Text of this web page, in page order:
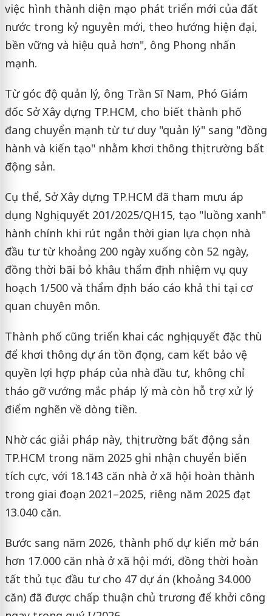
việc hình thành diện mạo phát triển mới của đất
nước trong kỷ nguyên mới, theo hướng hiện đại,
bền vững và hiệu quả hơn", ông Phong nhấn
mạnh.
Từ góc độ quản lý, ông Trần Sĩ Nam, Phó Giám
đốc Sở Xây dựng TP.HCM, cho biết thành phố
đang chuyển mạnh từ tư duy "quản lý" sang "đồng
hành và kiến tạo" nhằm khơi thông thị trường bất
động sản.
Cụ thể, Sở Xây dựng TP.HCM đã tham mưu áp
dụng Nghị quyết 201/2025/QH15, tạo "luồng xanh"
hành chính khi rút ngắn thời gian lựa chọn nhà
đầu tư từ khoảng 200 ngày xuống còn 52 ngày,
đồng thời bãi bỏ khâu thẩm định nhiệm vụ quy
hoạch 1/500 và thẩm định báo cáo khả thi tại cơ
quan chuyên môn.
Thành phố cũng triển khai các nghị quyết đặc thù
để khơi thông dự án tồn đọng, cam kết bảo vệ
quyền lợi hợp pháp của nhà đầu tư, không chỉ
tháo gỡ vướng mắc pháp lý mà còn hỗ trợ xử lý
điểm nghẽn về dòng tiền.
Nhờ các giải pháp này, thị trường bất động sản
TP.HCM trong năm 2025 ghi nhận chuyển biến
tích cực, với 18.143 căn nhà ở xã hội hoàn thành
trong giai đoạn 2021–2025, riêng năm 2025 đạt
13.040 căn.
Bước sang năm 2026, thành phố dự kiến mở bán
hơn 17.000 căn nhà ở xã hội mới, đồng thời hoàn
tất thủ tục đầu tư cho 47 dự án (khoảng 34.000
căn) đã được chấp thuận chủ trương để khởi công